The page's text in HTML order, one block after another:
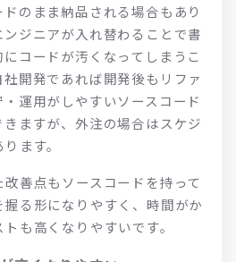
のまま納品される場合もあり
ジニアが入れ替わることで書
コードが汚くなってしまうこ
開発であれば開発後もリファ
運用がしやすいソースコード
ますが、外注の場合はスケジ
ます。
善点もソースコードを持って
る形になりやすく、時間がか
も高くなりやすいです。